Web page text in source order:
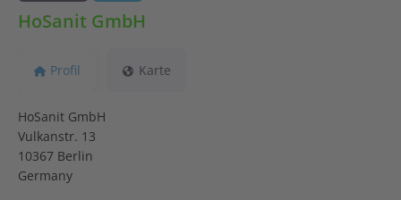
HoSanit GmbH
Profil Karte
HoSanit GmbH
Vulkanstr. 13
10367 Berlin
Germany